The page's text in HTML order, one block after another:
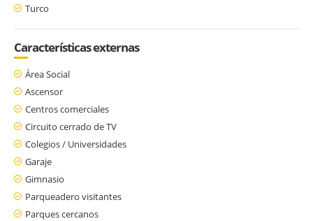
Turco
Características externas
Área Social
Ascensor
Centros comerciales
Circuito cerrado de TV
Colegios / Universidades
Garaje
Gimnasio
Parqueadero visitantes
Parques cercanos